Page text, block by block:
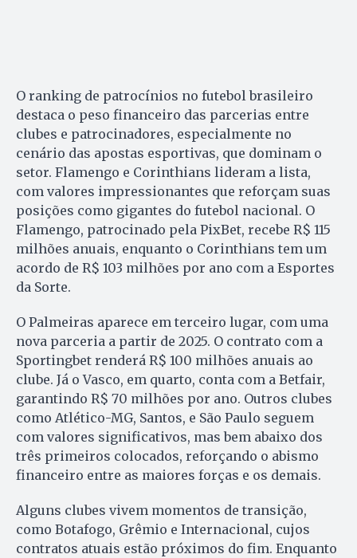
O ranking de patrocínios no futebol brasileiro
destaca o peso financeiro das parcerias entre
clubes e patrocinadores, especialmente no
cenário das apostas esportivas, que dominam o
setor. Flamengo e Corinthians lideram a lista,
com valores impressionantes que reforçam suas
posições como gigantes do futebol nacional. O
Flamengo, patrocinado pela PixBet, recebe R$ 115
milhões anuais, enquanto o Corinthians tem um
acordo de R$ 103 milhões por ano com a Esportes
da Sorte.
O Palmeiras aparece em terceiro lugar, com uma
nova parceria a partir de 2025. O contrato com a
Sportingbet renderá R$ 100 milhões anuais ao
clube. Já o Vasco, em quarto, conta com a Betfair,
garantindo R$ 70 milhões por ano. Outros clubes
como Atlético-MG, Santos, e São Paulo seguem
com valores significativos, mas bem abaixo dos
três primeiros colocados, reforçando o abismo
financeiro entre as maiores forças e os demais.
Alguns clubes vivem momentos de transição,
como Botafogo, Grêmio e Internacional, cujos
contratos atuais estão próximos do fim. Enquanto